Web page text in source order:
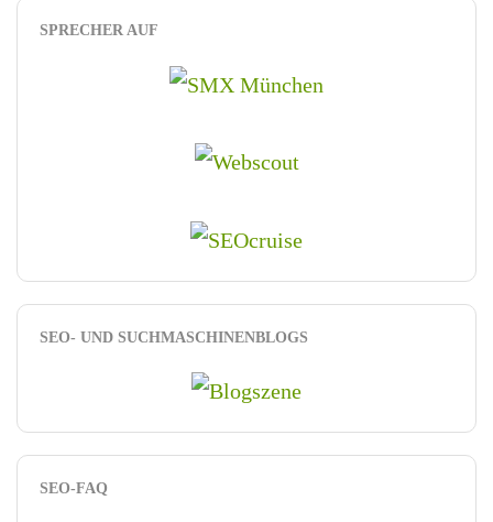
SPRECHER AUF
SEO- UND SUCHMASCHINENBLOGS
SEO-FAQ